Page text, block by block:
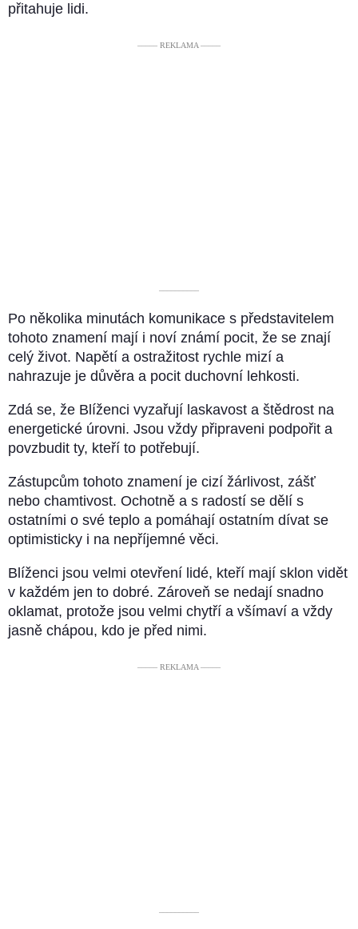
přitahuje lidi.
––––– REKLAMA –––––
––––––––––
Po několika minutách komunikace s představitelem
tohoto znamení mají i noví známí pocit, že se znají
celý život. Napětí a ostražitost rychle mizí a
nahrazuje je důvěra a pocit duchovní lehkosti.
Zdá se, že Blíženci vyzařují laskavost a štědrost na
energetické úrovni. Jsou vždy připraveni podpořit a
povzbudit ty, kteří to potřebují.
Zástupcům tohoto znamení je cizí žárlivost, zášť
nebo chamtivost. Ochotně a s radostí se dělí s
ostatními o své teplo a pomáhají ostatním dívat se
optimisticky i na nepříjemné věci.
Blíženci jsou velmi otevření lidé, kteří mají sklon vidět
v každém jen to dobré. Zároveň se nedají snadno
oklamat, protože jsou velmi chytří a všímaví a vždy
jasně chápou, kdo je před nimi.
––––– REKLAMA –––––
––––––––––